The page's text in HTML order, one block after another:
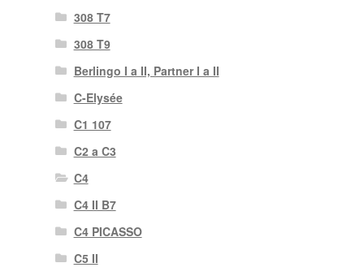
308 T7
308 T9
Berlingo I a II, Partner I a II
C-Elysée
C1 107
C2 a C3
C4
C4 II B7
C4 PICASSO
C5 II